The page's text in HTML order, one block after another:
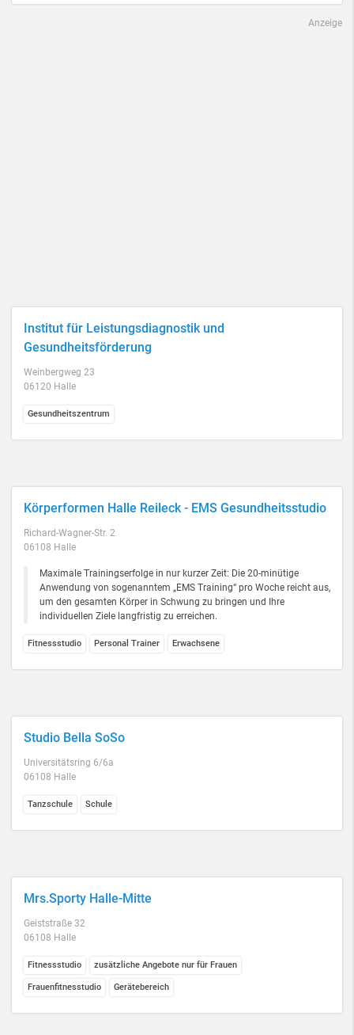
Anzeige
Institut für Leistungsdiagnostik und
Gesundheitsförderung
Weinbergweg 23
06120 Halle
Gesundheitszentrum
Körperformen Halle Reileck - EMS Gesundheitsstudio
Richard-Wagner-Str. 2
06108 Halle
Maximale Trainingserfolge in nur kurzer Zeit: Die 20-minütige
Anwendung von sogenanntem „EMS Training“ pro Woche reicht aus,
um den gesamten Körper in Schwung zu bringen und Ihre
individuellen Ziele langfristig zu erreichen.
Fitnessstudio Personal Trainer Erwachsene
Studio Bella SoSo
Universitätsring 6/6a
06108 Halle
Tanzschule Schule
Mrs.Sporty Halle-Mitte
Geiststraße 32
06108 Halle
Fitnessstudio zusätzliche Angebote nur für Frauen
Frauenfitnesstudio Gerätebereich